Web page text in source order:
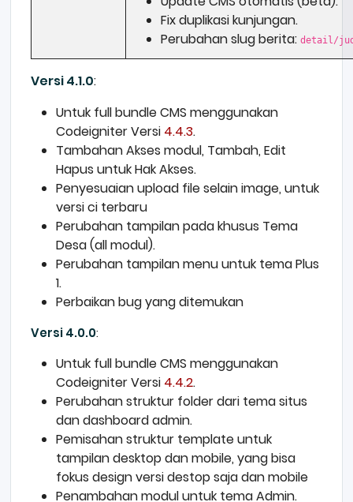
Fix duplikasi kunjungan.
Perubahan slug berita: detail/
Versi 4.1.0:
Untuk full bundle CMS menggunakan
Codeigniter Versi 4.4.3.
Tambahan Akses modul, Tambah, Edit
Hapus untuk Hak Akses.
Penyesuaian upload file selain image, untuk
versi ci terbaru
Perubahan tampilan pada khusus Tema
Desa (all modul).
Perubahan tampilan menu untuk tema Plus
1.
Perbaikan bug yang ditemukan
Versi 4.0.0:
Untuk full bundle CMS menggunakan
Codeigniter Versi 4.4.2.
Perubahan struktur folder dari tema situs
dan dashboard admin.
Pemisahan struktur template untuk
tampilan desktop dan mobile, yang bisa
fokus design versi destop saja dan mobile
Penambahan modul untuk tema Admin.